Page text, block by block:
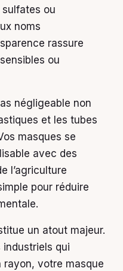
ou
noms
rassure
ou
négligeable non
et les tubes
masques se
avec des
l’agriculture
pour réduire
un atout majeur.
qui
rayon, votre masque